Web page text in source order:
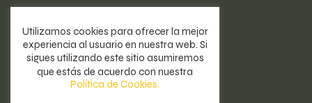
Portfolio
Blog
Utilizamos cookies para ofrecer la mejor
experiencia al usuario en nuestra web. Si
sigues utilizando este sitio asumiremos
que estás de acuerdo con nuestra
Política de Cookies.